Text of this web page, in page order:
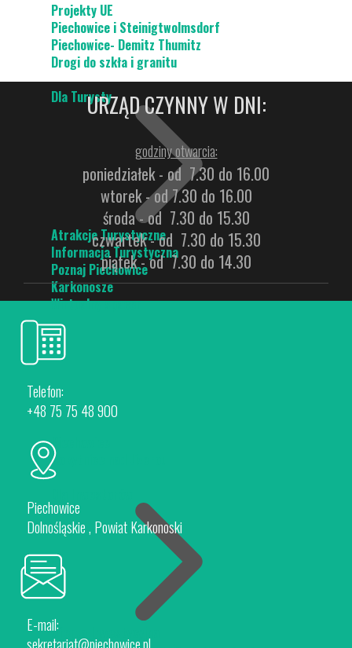
Projekty UE
Piechowice i Steinigtwolmsdorf
Piechowice- Demitz Thumitz
Drogi do szkła i granitu
Dla Turysty
Atrakcje Turystyczne
Informacja Turystyczna
Poznaj Piechowice
Karkonosze
Wirtualny spacer
Piechowice
Rokytnice nad Jizerou
Oferta Inwestycyjna
URZĄD CZYNNY W DNI:
godziny otwarcia:
poniedziałek - od 7.30 do 16.00
wtorek - od 7.30 do 16.00
środa - od 7.30 do 15.30
czwartek - od 7.30 do 15.30
piątek - od 7.30 do 14.30
Telefon:
+48 75 75 48 900
Piechowice
Dolnośląskie , Powiat Karkonoski
E-mail: